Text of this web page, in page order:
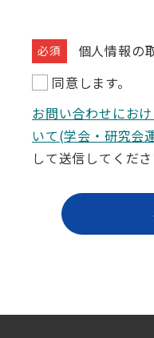
個人情報の
同意します。
お問い合わせにお
いて(学会・研究会
して送信してくださ